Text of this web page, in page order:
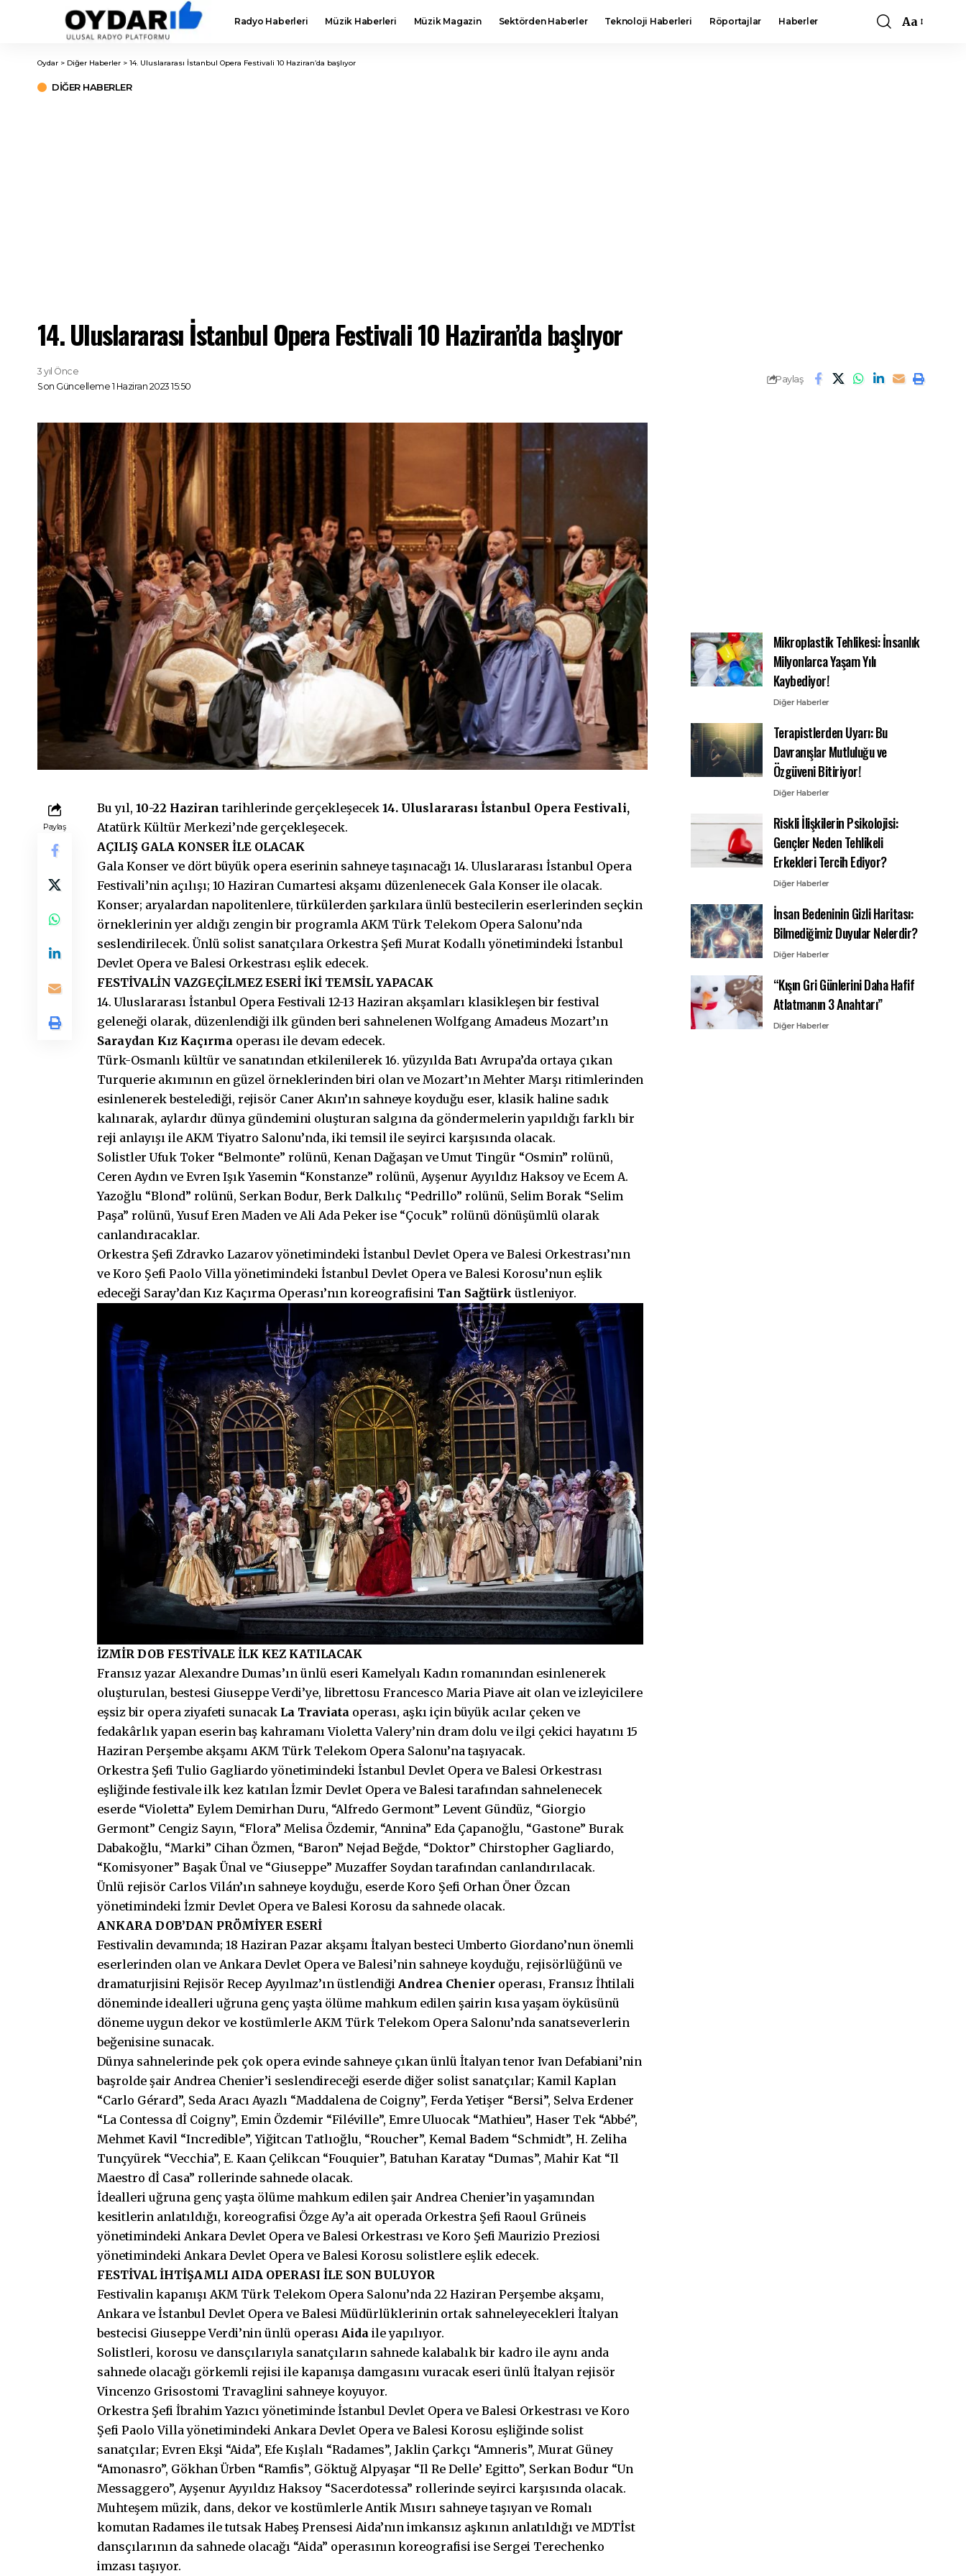
Radyo Haberleri Müzik Haberleri Müzik Magazin Sektörden Haberler Teknoloji Haberleri Röportajlar Haberler
Font
Aa
Oydar > Diğer Haberler > 14. Uluslararası İstanbul Opera Festivali 10 Haziran’da başlıyor
DIĞER HABERLER
14. Uluslararası İstanbul Opera Festivali 10 Haziran’da başlıyor
Son Güncelleme 1 Haziran 2023 15:50
3 yıl Önce
Paylaş
Paylaş
Bu yıl,10-22 Haziran tarihlerinde gerçekleşecek14. Uluslararası İstanbul Opera Festivali,
Atatürk Kültür Merkezi’nde gerçekleşecek.
AÇILIŞ GALA KONSER İLE OLACAK
Gala Konser ve dört büyük opera eserinin sahneye taşınacağı 14. Uluslararası İstanbul Opera
Festivali’nin açılışı; 10 Haziran Cumartesi akşamı düzenlenecek Gala Konser ile olacak.
Konser; aryalardan napolitenlere, türkülerden şarkılara ünlü bestecilerin eserlerinden seçkin
örneklerinin yer aldığı zengin bir programla AKM Türk Telekom Opera Salonu’nda
seslendirilecek. Ünlü solist sanatçılara Orkestra Şefi Murat Kodallı yönetimindeki İstanbul
Devlet Opera ve Balesi Orkestrası eşlik edecek.
FESTİVALİN VAZGEÇİLMEZ ESERİ İKİ TEMSİL YAPACAK
14. Uluslararası İstanbul Opera Festivali 12-13 Haziran akşamları klasikleşen bir festival
geleneği olarak, düzenlendiği ilk günden beri sahnelenen Wolfgang Amadeus Mozart’ın
Saraydan Kız Kaçırma operası ile devam edecek.
Türk-Osmanlı kültür ve sanatından etkilenilerek 16. yüzyılda Batı Avrupa’da ortaya çıkan
Turquerie akımının en güzel örneklerinden biri olan ve Mozart’ın Mehter Marşı ritimlerinden
esinlenerek bestelediği, rejisör Caner Akın’ın sahneye koyduğu eser, klasik haline sadık
kalınarak, aylardır dünya gündemini oluşturan salgına da göndermelerin yapıldığı farklı bir
reji anlayışı ile AKM Tiyatro Salonu’nda, iki temsil ile seyirci karşısında olacak.
Solistler Ufuk Toker “Belmonte” rolünü, Kenan Dağaşan ve Umut Tingür “Osmin” rolünü,
Ceren Aydın ve Evren Işık Yasemin “Konstanze” rolünü, Ayşenur Ayyıldız Haksoy ve Ecem A.
Yazoğlu “Blond” rolünü, Serkan Bodur, Berk Dalkılıç “Pedrillo” rolünü, Selim Borak “Selim
Paşa” rolünü, Yusuf Eren Maden ve Ali Ada Peker ise “Çocuk” rolünü dönüşümlü olarak
canlandıracaklar.
Orkestra Şefi Zdravko Lazarov yönetimindeki İstanbul Devlet Opera ve Balesi Orkestrası’nın
ve Koro Şefi Paolo Villa yönetimindeki İstanbul Devlet Opera ve Balesi Korosu’nun eşlik
edeceği Saray’dan Kız Kaçırma Operası’nın koreografisini Tan Sağtürk üstleniyor.
İZMİR DOB FESTİVALE İLK KEZ KATILACAK
Fransız yazar Alexandre Dumas’ın ünlü eseri Kamelyalı Kadın romanından esinlenerek
oluşturulan, bestesi Giuseppe Verdi’ye, librettosu Francesco Maria Piave ait olan ve izleyicilere
eşsiz bir opera ziyafeti sunacak La Traviata operası, aşkı için büyük acılar çeken ve
fedakârlık yapan eserin baş kahramanı Violetta Valery’nin dram dolu ve ilgi çekici hayatını 15
Haziran Perşembe akşamı AKM Türk Telekom Opera Salonu’na taşıyacak.
Orkestra Şefi Tulio Gagliardo yönetimindeki İstanbul Devlet Opera ve Balesi Orkestrası
eşliğinde festivale ilk kez katılan İzmir Devlet Opera ve Balesi tarafından sahnelenecek
eserde “Violetta” Eylem Demirhan Duru, “Alfredo Germont” Levent Gündüz, “Giorgio
Germont” Cengiz Sayın, “Flora” Melisa Özdemir, “Annina” Eda Çapanoğlu, “Gastone” Burak
Dabakoğlu, “Marki” Cihan Özmen, “Baron” Nejad Beğde, “Doktor” Chirstopher Gagliardo,
“Komisyoner” Başak Ünal ve “Giuseppe” Muzaffer Soydan tarafından canlandırılacak.
Ünlü rejisör Carlos Vilán’ın sahneye koyduğu, eserde Koro Şefi Orhan Öner Özcan
yönetimindeki İzmir Devlet Opera ve Balesi Korosu da sahnede olacak.
ANKARA DOB’DAN PRÖMİYER ESERİ
Festivalin devamında; 18 Haziran Pazar akşamı İtalyan besteci Umberto Giordano’nun önemli
eserlerinden olan ve Ankara Devlet Opera ve Balesi’nin sahneye koyduğu, rejisörlüğünü ve
dramaturjisini Rejisör Recep Ayyılmaz’ın üstlendiğiAndrea Chenier operası, Fransız İhtilali
döneminde idealleri uğruna genç yaşta ölüme mahkum edilen şairin kısa yaşam öyküsünü
döneme uygun dekor ve kostümlerle AKM Türk Telekom Opera Salonu’nda sanatseverlerin
beğenisine sunacak.
Dünya sahnelerinde pek çok opera evinde sahneye çıkan ünlü İtalyan tenor Ivan Defabiani’nin
başrolde şair Andrea Chenier’i seslendireceği eserde diğer solist sanatçılar; Kamil Kaplan
“Carlo Gérard”, Seda Aracı Ayazlı “Maddalena de Coigny”, Ferda Yetişer “Bersi”, Selva Erdener
“La Contessa dİ Coigny”, Emin Özdemir “Filéville”, Emre Uluocak “Mathieu”, Haser Tek “Abbé”,
Mehmet Kavil “Incredible”, Yiğitcan Tatlıoğlu, “Roucher”, Kemal Badem “Schmidt”, H. Zeliha
Tunçyürek “Vecchia”, E. Kaan Çelikcan “Fouquier”, Batuhan Karatay “Dumas”, Mahir Kat “Il
Maestro dİ Casa” rollerinde sahnede olacak.
İdealleri uğruna genç yaşta ölüme mahkum edilen şair Andrea Chenier’in yaşamından
kesitlerin anlatıldığı, koreografisi Özge Ay’a ait operada Orkestra Şefi Raoul Grüneis
yönetimindeki Ankara Devlet Opera ve Balesi Orkestrası ve Koro Şefi Maurizio Preziosi
yönetimindeki Ankara Devlet Opera ve Balesi Korosu solistlere eşlik edecek.
FESTİVAL İHTİŞAMLI AIDA OPERASI İLE SON BULUYOR
Festivalin kapanışı AKM Türk Telekom Opera Salonu’nda 22 Haziran Perşembe akşamı,
Ankara ve İstanbul Devlet Opera ve Balesi Müdürlüklerinin ortak sahneleyecekleri İtalyan
bestecisi Giuseppe Verdi’nin ünlü operasıAida ile yapılıyor.
Solistleri, korosu ve dansçılarıyla sanatçıların sahnede kalabalık bir kadro ile aynı anda
sahnede olacağı görkemli rejisi ile kapanışa damgasını vuracak eseri ünlü İtalyan rejisör
Vincenzo Grisostomi Travaglini sahneye koyuyor.
Orkestra Şefi İbrahim Yazıcı yönetiminde İstanbul Devlet Opera ve Balesi Orkestrası ve Koro
Şefi Paolo Villa yönetimindeki Ankara Devlet Opera ve Balesi Korosu eşliğinde solist
sanatçılar; Evren Ekşi “Aida”, Efe Kışlalı “Radames”, Jaklin Çarkçı “Amneris”, Murat Güney
“Amonasro”, Gökhan Ürben “Ramfis”, Göktuğ Alpyaşar “Il Re Delle’ Egitto”, Serkan Bodur “Un
Messaggero”, Ayşenur Ayyıldız Haksoy “Sacerdotessa” rollerinde seyirci karşısında olacak.
Muhteşem müzik, dans, dekor ve kostümlerle Antik Mısırı sahneye taşıyan ve Romalı
komutan Radames ile tutsak Habeş Prensesi Aida’nın imkansız aşkının anlatıldığı ve MDTİst
dansçılarının da sahnede olacağı “Aida” operasının koreografisi ise Sergei Terechenko
imzası taşıyor.
Mikroplastik Tehlikesi: İnsanlık
Milyonlarca Yaşam Yılı
Kaybediyor!
Diğer Haberler
Terapistlerden Uyarı: Bu
Davranışlar Mutluluğu ve
Özgüveni Bitiriyor!
Diğer Haberler
Riskli İlişkilerin Psikolojisi:
Gençler Neden Tehlikeli
Erkekleri Tercih Ediyor?
Diğer Haberler
İnsan Bedeninin Gizli Haritası:
Bilmediğimiz Duyular Nelerdir?
Diğer Haberler
“Kışın Gri Günlerini Daha Hafif
Atlatmanın 3 Anahtarı”
Diğer Haberler